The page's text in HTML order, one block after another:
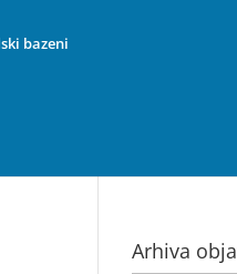
bazeni
Arhiva